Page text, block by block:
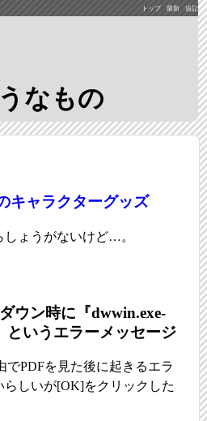
トップ 最新 追記
なもの
キャラクターグッズ
しょうがないけど…。
ウン時に『dwwin.exe-
いうエラーメッセージ
でPDFを見た後に起きるエラ
らしいが[OK]をクリックした